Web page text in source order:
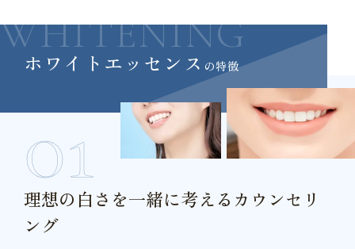
WHITENING
ホワイトエッセンス の特徴
理想の白さを一緒に考えるカウンセリ
ング